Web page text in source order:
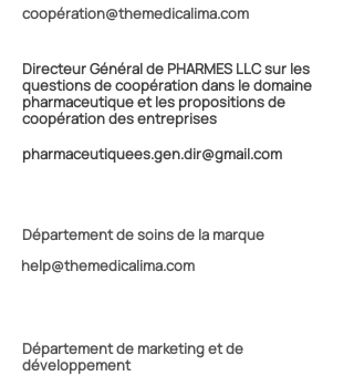
coopération@themedicalima.com
Directeur Général de PHARMES LLC sur les
questions de coopération dans le domaine
pharmaceutique et les propositions de
coopération des entreprises
pharmaceutiquees.gen.dir@gmail.com
Département de soins de la marque
help@themedicalima.com
Département de marketing et de
développement